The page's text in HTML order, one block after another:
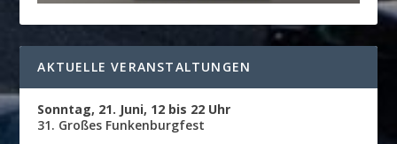
AKTUELLE VERANSTALTUNGEN
Sonntag, 21. Juni, 12 bis 22 Uhr
31. Großes Funkenburgfest